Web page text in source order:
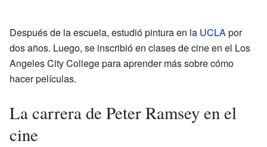
Después de la escuela, estudió pintura en la UCLApor
dos años. Luego, se inscribió en clases de cine en el Los
Angeles City College para aprender más sobre cómo
hacer películas.
La carrera de Peter Ramsey en el
cine